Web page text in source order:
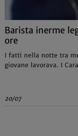
Barista inerme
ore
I fatti nella notte tra
giovane lavorava. I
20/07